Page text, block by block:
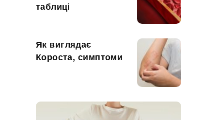
таблиці
Як виглядає
Короста, симптоми